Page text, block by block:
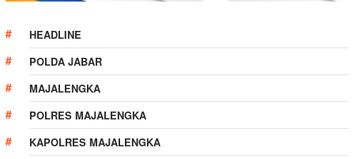
HEADLINE
POLDA JABAR
MAJALENGKA
POLRES MAJALENGKA
KAPOLRES MAJALENGKA